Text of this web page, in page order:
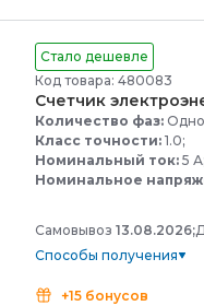
Стало дешевле
Код товара: 480083
Счетчик
Количество фаз:
Класс точности: 1.0;
Номинальный ток: 5 А;
Номинальное
Самовывоз 13.08.2026;
Способы получения
+15 бонусов